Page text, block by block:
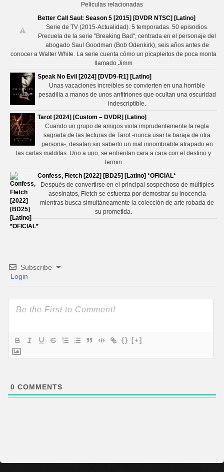
Peliculas relacionadas
Better Call Saul: Season 5 [2015] [DVDR NTSC] [Latino]
Serie de TV (2015-Actualidad). 5 temporadas. 50 episodios.
Precuela de la serie "Breaking Bad", centrada en el personaje del
abogado Saul Goodman (Bob Odenkirk), seis años antes de
conocer a Walter White. La serie cuenta cómo un picapleitos de poca monta
llamado Jimm
Speak No Evil [2024] [DVD9-R1] [Latino]
Unas vacaciones increíbles se convierten en una horrible
pesadilla a manos de unos anfitriones que ocultan una oscuridad
indescriptible.
Tarot [2024] [Custom – DVDR] [Latino]
Cuando un grupo de amigos viola imprudentemente la regla
sagrada de las lecturas de Tarot -nunca usar la baraja de otra
persona-, desatan sin saberlo un mal innombrable atrapado en
las cartas malditas. Uno a uno, se enfrentan cara a cara con el destino y
termin
Confess, Fletch [2022] [BD25] [Latino] *OFICIAL*
Después de convertirse en el principal sospechoso de múltiples
asesinatos, Fletch se esfuerza por demostrar su inocencia
mientras busca simultáneamente la colección de arte robada de
su prometida.
Subscribe
Login
{} [+]
0 COMMENTS